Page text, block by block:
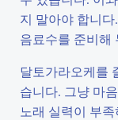
지 말아야 합니
음료수를 준비해
달토가라오케를
습니다. 그냥 마
노래 실력이 부